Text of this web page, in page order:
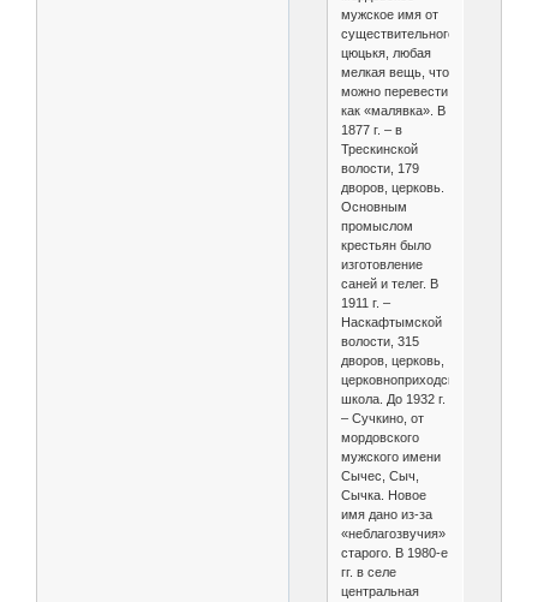
мужское имя от
существительного
цюцькя, любая
мелкая вещь, что
можно перевести
как «малявка». В
1877 г. – в
Трескинской
волости, 179
дворов, церковь.
Основным
промыслом
крестьян было
изготовление
саней и телег. В
1911 г. –
Наскафтымской
волости, 315
дворов, церковь,
церковноприходская
школа. До 1932 г.
– Сучкино, от
мордовского
мужского имени
Сычес, Сыч,
Сычка. Новое
имя дано из-за
«неблагозвучия»
старого. В 1980-е
гг. в селе
центральная